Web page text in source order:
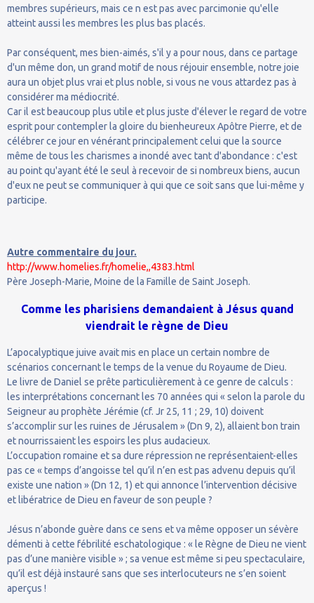
membres supérieurs, mais ce n est pas avec parcimonie qu'elle
atteint aussi les membres les plus bas placés.
Par conséquent, mes bien-aimés, s'il y a pour nous, dans ce partage
d'un même don, un grand motif de nous réjouir ensemble, notre joie
aura un objet plus vrai et plus noble, si vous ne vous attardez pas à
considérer ma médiocrité.
Car il est beaucoup plus utile et plus juste d'élever le regard de votre
esprit pour contempler la gloire du bienheureux Apôtre Pierre, et de
célébrer ce jour en vénérant principalement celui que la source
même de tous les charismes a inondé avec tant d'abondance : c'est
au point qu'ayant été le seul à recevoir de si nombreux biens, aucun
d'eux ne peut se communiquer à qui que ce soit sans que lui-même y
participe.
Autre commentaire du jour.
http://www.homelies.fr/homelie,,4383.html
Père Joseph-Marie, Moine de la Famille de Saint Joseph.
Comme les pharisiens demandaient à Jésus quand
viendrait le règne de Dieu
L’apocalyptique juive avait mis en place un certain nombre de
scénarios concernant le temps de la venue du Royaume de Dieu.
Le livre de Daniel se prête particulièrement à ce genre de calculs :
les interprétations concernant les 70 années qui « selon la parole du
Seigneur au prophète Jérémie (cf. Jr 25, 11 ; 29, 10) doivent
s’accomplir sur les ruines de Jérusalem » (Dn 9, 2), allaient bon train
et nourrissaient les espoirs les plus audacieux.
L’occupation romaine et sa dure répression ne représentaient-elles
pas ce « temps d’angoisse tel qu’il n’en est pas advenu depuis qu’il
existe une nation » (Dn 12, 1) et qui annonce l’intervention décisive
et libératrice de Dieu en faveur de son peuple ?
Jésus n’abonde guère dans ce sens et va même opposer un sévère
démenti à cette fébrilité eschatologique : « le Règne de Dieu ne vient
pas d’une manière visible » ; sa venue est même si peu spectaculaire,
qu’il est déjà instauré sans que ses interlocuteurs ne s’en soient
aperçus !